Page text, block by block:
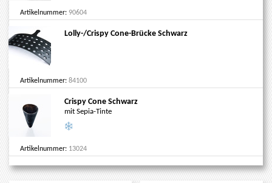
Artikelnummer: 90604
Lolly-/Crispy Cone-Brücke Schwarz
Artikelnummer: 84100
Crispy Cone Schwarz
mit Sepia-Tinte
Artikelnummer: 13024